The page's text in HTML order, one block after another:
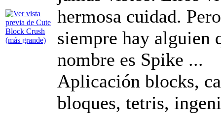
hermosa cuidad.
siempre hay alguien
nombre es Spike ...
Aplicación blocks,
bloques, tetris,